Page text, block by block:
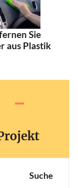
Sie
aus Plastik
Suche